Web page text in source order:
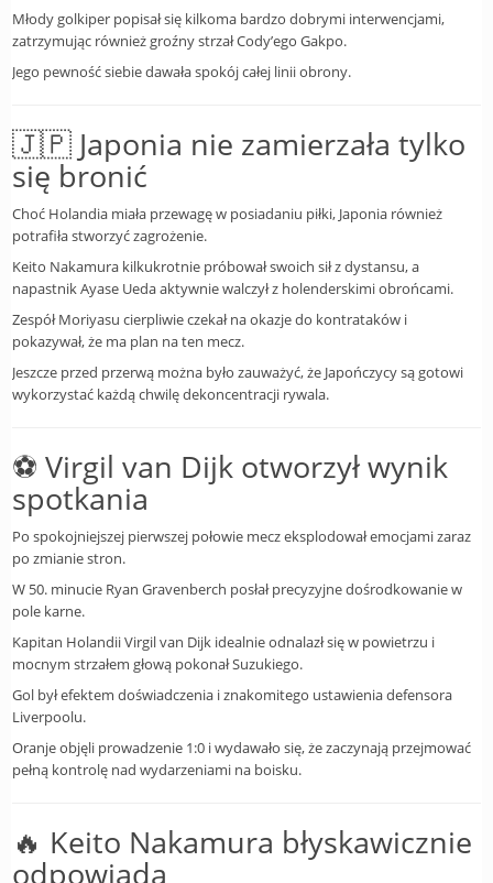
Młody golkiper popisał się kilkoma bardzo dobrymi interwencjami,
zatrzymując również groźny strzał Cody’ego Gakpo.
Jego pewność siebie dawała spokój całej linii obrony.
🇯🇵 Japonia nie zamierzała tylko
się bronić
Choć Holandia miała przewagę w posiadaniu piłki, Japonia również
potrafiła stworzyć zagrożenie.
Keito Nakamura kilkukrotnie próbował swoich sił z dystansu, a
napastnik Ayase Ueda aktywnie walczył z holenderskimi obrońcami.
Zespół Moriyasu cierpliwie czekał na okazje do kontrataków i
pokazywał, że ma plan na ten mecz.
Jeszcze przed przerwą można było zauważyć, że Japończycy są gotowi
wykorzystać każdą chwilę dekoncentracji rywala.
⚽ Virgil van Dijk otworzył wynik
spotkania
Po spokojniejszej pierwszej połowie mecz eksplodował emocjami zaraz
po zmianie stron.
W 50. minucie Ryan Gravenberch posłał precyzyjne dośrodkowanie w
pole karne.
Kapitan Holandii Virgil van Dijk idealnie odnalazł się w powietrzu i
mocnym strzałem głową pokonał Suzukiego.
Gol był efektem doświadczenia i znakomitego ustawienia defensora
Liverpoolu.
Oranje objęli prowadzenie 1:0 i wydawało się, że zaczynają przejmować
pełną kontrolę nad wydarzeniami na boisku.
🔥 Keito Nakamura błyskawicznie
odpowiada